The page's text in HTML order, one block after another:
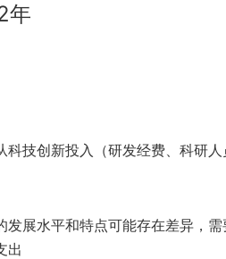
年
技创新投入（研发经费、科研人
展水平和特点可能存在差异，需
出